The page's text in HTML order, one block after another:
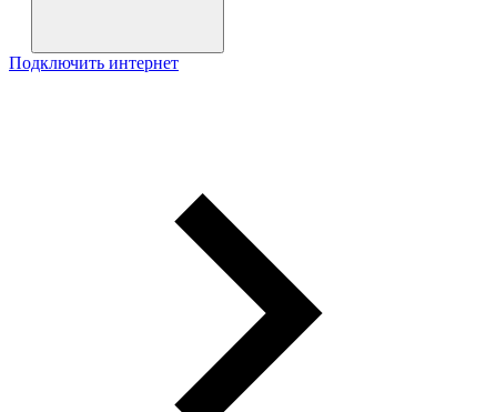
Подключить интернет